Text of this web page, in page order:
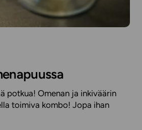
potkua! Omenan ja inkiväärin
toimiva kombo! Jopa ihan